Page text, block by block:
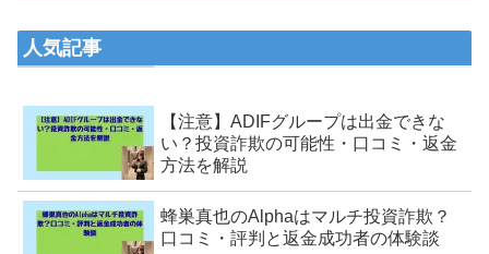
人気記事
【注意】ADIFグループは出金できな
い？投資詐欺の可能性・口コミ・返金
方法を解説
蜂巣真也のAlphaはマルチ投資詐欺？
口コミ・評判と返金成功者の体験談